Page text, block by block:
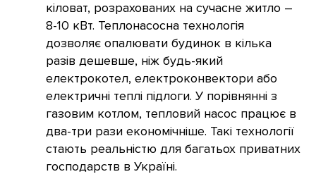
кіловат, розрахованих на сучасне житло –
8-10 кВт. Теплонасосна технологія
дозволяє опалювати будинок в кілька
разів дешевше, ніж будь-який
електрокотел, електроконвектори або
електричні теплі підлоги. У порівнянні з
газовим котлом, тепловий насос працює в
два-три рази економічніше. Такі технології
стають реальністю для багатьох приватних
господарств в Україні.